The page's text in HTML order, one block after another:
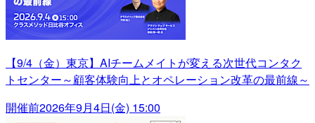
【9/4（金）東京】AIチームメイトが変える次世代コンタク
トセンター～顧客体験向上とオペレーション改革の最前線～
開催前2026年9月4日(金) 15:00